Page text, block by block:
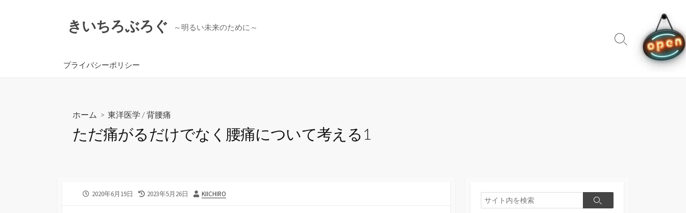
きいちろぶろぐ ～明るい未来のために～
プライバシーポリシー
検
ホーム > 東洋医学 /背腰痛
ただ痛がるだけでなく腰痛について考える1
公
2020年6月19日
最
2023年5月26日
投
KIICHIRO
検
索
検